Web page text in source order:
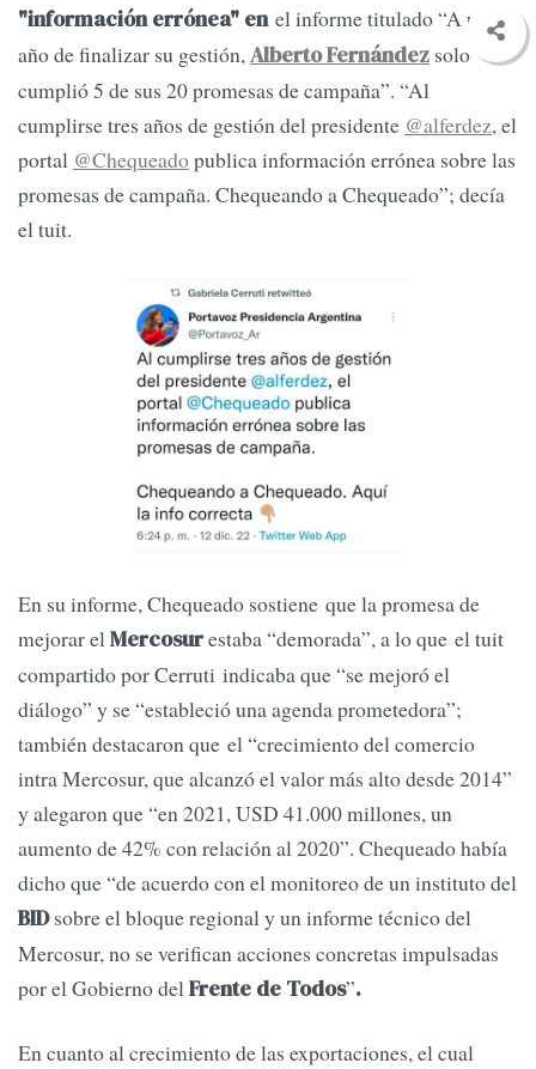
"información errónea" enel informe titulado “A un
año de finalizar su gestión,Alberto Fernández solo
cumplió 5 de sus 20 promesas de campaña”. “Al
cumplirse tres años de gestión del presidente @alferdez, el
portal @Chequeadopublica información errónea sobre las
promesas de campaña. Chequeando a Chequeado”; decía
el tuit.
En su informe, Chequeado sostiene que la promesa de
mejorar elMercosurestaba “demorada”, a lo que el tuit
compartido por Cerruti indicaba que “se mejoró el
diálogo” y se “estableció una agenda prometedora”;
también destacaron que el “crecimiento del comercio
intra Mercosur, que alcanzó el valor más alto desde 2014”
y alegaron que “en 2021, USD 41.000 millones, un
aumento de 42% con relación al 2020”. Chequeado había
dicho que “de acuerdo con el monitoreo de un instituto del
BIDsobre el bloque regional y un informe técnico del
Mercosur, no se verifican acciones concretas impulsadas
por el Gobierno delFrente de Todos”.
En cuanto al crecimiento de las exportaciones, el cual